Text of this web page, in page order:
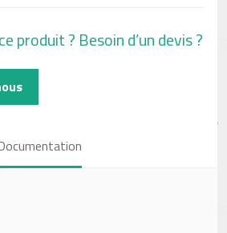
produit ? Besoin d’un devis ?